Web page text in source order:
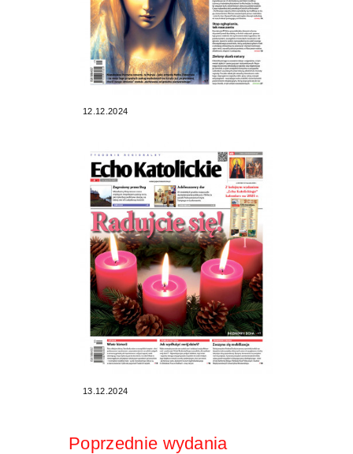
12.12.2024
13.12.2024
Poprzednie wydania